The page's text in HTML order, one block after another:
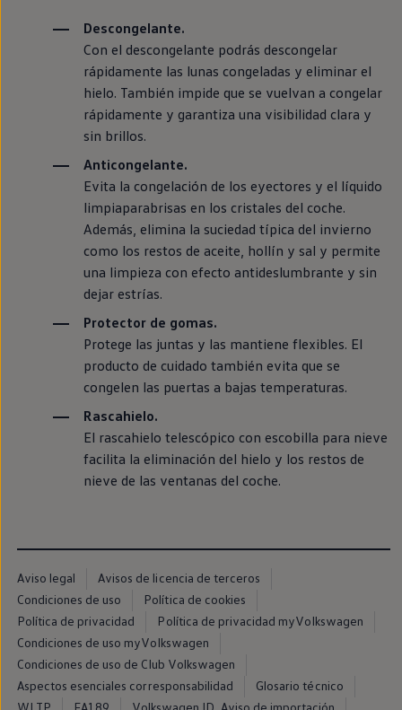
Descongelante.
Con el descongelante podrás descongelar
rápidamente las lunas congeladas y eliminar el
hielo. También impide que se vuelvan a congelar
rápidamente y garantiza una visibilidad clara y
sin brillos.
Anticongelante.
Evita la congelación de los eyectores y el líquido
limpiaparabrisas en los cristales del coche.
Además, elimina la suciedad típica del invierno
como los restos de aceite, hollín y sal y permite
una limpieza con efecto antideslumbrante y sin
dejar estrías.
Protector de gomas.
Protege las juntas y las mantiene flexibles. El
producto de cuidado también evita que se
congelen las puertas a bajas temperaturas.
Rascahielo.
El rascahielo telescópico con escobilla para nieve
facilita la eliminación del hielo y los restos de
nieve de las ventanas del coche.
Aviso legal
Avisos de licencia de terceros
Condiciones de uso
Política de cookies
Política de privacidad
Política de privacidad myVolkswagen
Condiciones de uso myVolkswagen
Condiciones de uso de Club Volkswagen
Aspectos esenciales corresponsabilidad
Glosario técnico
WLTP
EA189 Volkswagen ID. Aviso de importación